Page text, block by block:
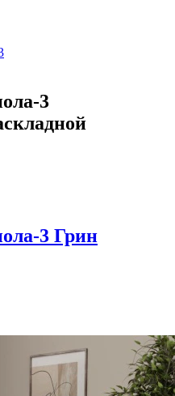
3
3 Грин